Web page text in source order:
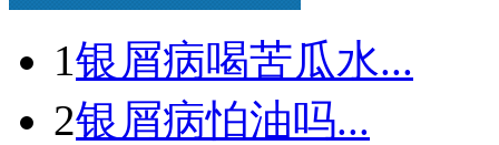
1银屑病喝苦瓜水...
2银屑病怕油吗...